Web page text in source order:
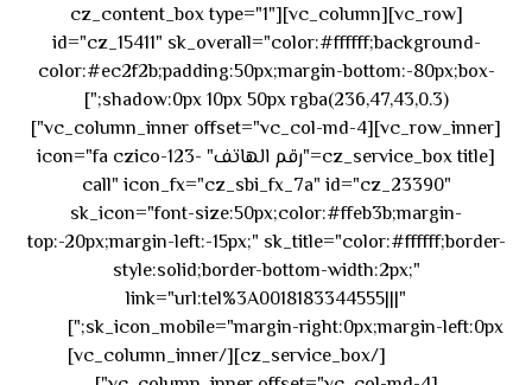
[vc_row][vc_column][cz_content_box type="1"
id="cz_15411" sk_overall="color:#ffffff;background-
color:#ec2f2b;padding:50px;margin-bottom:-80px;box-
shadow:0px 10px 50px rgba(236,47,43,0.3);"]
[vc_row_inner][vc_column_inner offset="vc_col-md-4"]
[cz_service_box title="رقم الهاتف" icon="fa czico-123-
call" icon_fx="cz_sbi_fx_7a" id="cz_23390"
sk_icon="font-size:50px;color:#ffeb3b;margin-
top:-20px;margin-left:-15px;" sk_title="color:#ffffff;border-
style:solid;border-bottom-width:2px;"
link="url:tel%3A0018183344555|||"
sk_icon_mobile="margin-right:0px;margin-left:0px;"]
[/cz_service_box][/vc_column_inner]